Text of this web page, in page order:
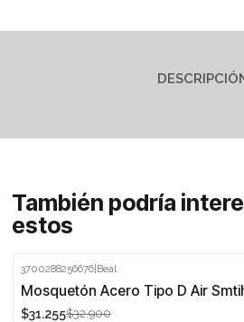
También podría
estos
-5%
3700288256676|Beal
Mosquetón Acero Tipo D Air
$31.255$32.900